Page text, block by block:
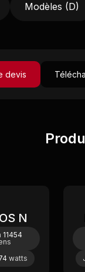
Modèles (D)
devis
Nouveau
N
11454
watts